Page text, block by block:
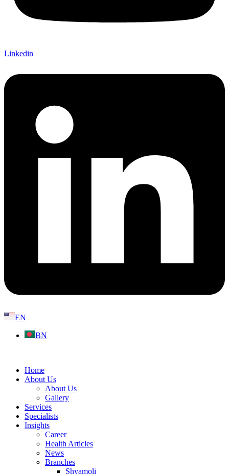
Linkedin
EN
BN
Home
About Us
About Us
Gallery
Services
Specialists
Insights
Career
Health Articles
News
Branches
Shyamoli